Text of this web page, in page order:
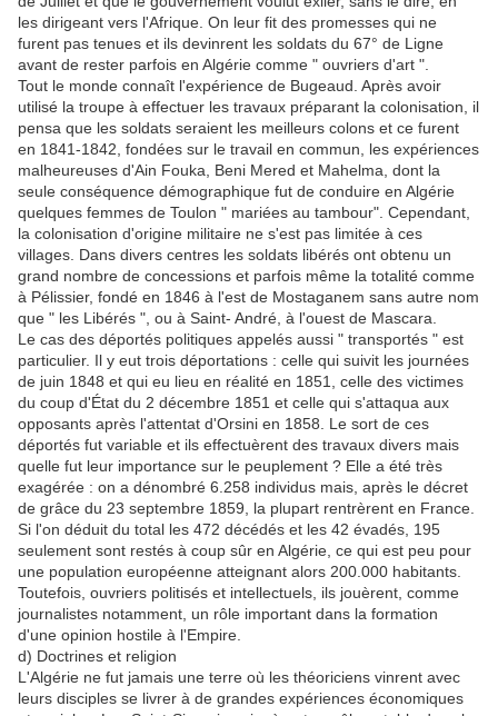
les dirigeant vers l'Afrique. On leur fit des promesses qui ne
furent pas tenues et ils devinrent les soldats du 67° de Ligne
avant de rester parfois en Algérie comme " ouvriers d'art ".
Tout le monde connaît l'expérience de Bugeaud. Après avoir
utilisé la troupe à effectuer les travaux préparant la colonisation, il
pensa que les soldats seraient les meilleurs colons et ce furent
en 1841-1842, fondées sur le travail en commun, les expériences
malheureuses d'Ain Fouka, Beni Mered et Mahelma, dont la
seule conséquence démographique fut de conduire en Algérie
quelques femmes de Toulon " mariées au tambour". Cependant,
la colonisation d'origine militaire ne s'est pas limitée à ces
villages. Dans divers centres les soldats libérés ont obtenu un
grand nombre de concessions et parfois même la totalité comme
à Pélissier, fondé en 1846 à l'est de Mostaganem sans autre nom
que " les Libérés ", ou à Saint- André, à l'ouest de Mascara.
Le cas des déportés politiques appelés aussi " transportés " est
particulier. Il y eut trois déportations : celle qui suivit les journées
de juin 1848 et qui eu lieu en réalité en 1851, celle des victimes
du coup d'État du 2 décembre 1851 et celle qui s'attaqua aux
opposants après l'attentat d'Orsini en 1858. Le sort de ces
déportés fut variable et ils effectuèrent des travaux divers mais
quelle fut leur importance sur le peuplement ? Elle a été très
exagérée : on a dénombré 6.258 individus mais, après le décret
de grâce du 23 septembre 1859, la plupart rentrèrent en France.
Si l'on déduit du total les 472 décédés et les 42 évadés, 195
seulement sont restés à coup sûr en Algérie, ce qui est peu pour
une population européenne atteignant alors 200.000 habitants.
Toutefois, ouvriers politisés et intellectuels, ils jouèrent, comme
journalistes notamment, un rôle important dans la formation
d'une opinion hostile à l'Empire.
d) Doctrines et religion
L'Algérie ne fut jamais une terre où les théoriciens vinrent avec
leurs disciples se livrer à de grandes expériences économiques